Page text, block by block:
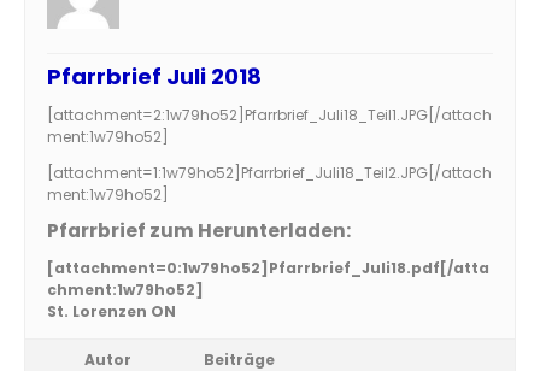
Pfarrbrief Juli 2018
[attachment=2:1w79ho52] Pfarrbrief_Juli18_Teil1.JPG [/attach
ment:1w79ho52]
[attachment=1:1w79ho52] Pfarrbrief_Juli18_Teil2.JPG [/attach
ment:1w79ho52]
Pfarrbrief zum Herunterladen:
[attachment=0:1w79ho52] Pfarrbrief_Juli18.pdf [/atta
chment:1w79ho52]
St. Lorenzen ON
Autor Beiträge